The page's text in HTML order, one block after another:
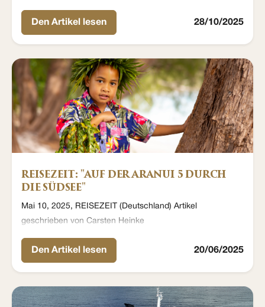
Den Artikel lesen 28/10/2025
REISEZEIT: "AUF DER ARANUI 5 DURCH
DIE SÜDSEE"
Mai 10, 2025, REISEZEIT (Deutschland) Artikel
geschrieben von Carsten Heinke
Den Artikel lesen 20/06/2025